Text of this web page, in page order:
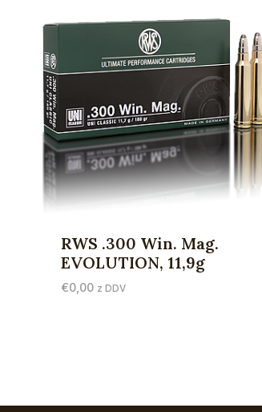
RWS .300 Win. Mag.
EVOLUTION, 11,9g
€0,00 z DDV